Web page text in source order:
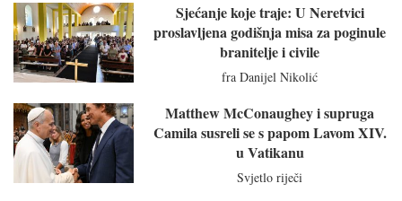
Sjećanje koje traje: U Neretvici
proslavljena godišnja misa za poginule
branitelje i civile
fra Danijel Nikolić
Matthew McConaughey i supruga
Camila susreli se s papom Lavom XIV.
u Vatikanu
Svjetlo riječi